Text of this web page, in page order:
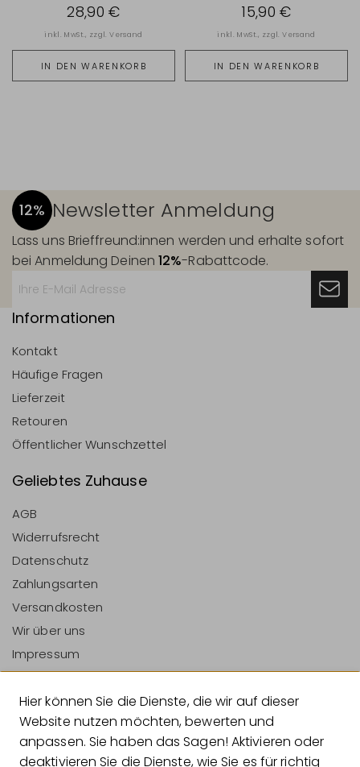
IN DEN WARENKORB
28,90 €
inkl. MwSt., zzgl.Versand
IN DEN WARENKORB
15,90 €
inkl. MwSt., zzgl.Versand
12% Newsletter Anmeldung
Lass uns Brieffreund:innen werden und erhalte sofort
bei Anmeldung Deinen12%-Rabattcode.
Informationen
Kontakt
Häufige Fragen
Lieferzeit
Retouren
Öffentlicher Wunschzettel
Geliebtes Zuhause
AGB
Widerrufsrecht
Datenschutz
Zahlungsarten
Versandkosten
Wir über uns
Impressum
Vertrag Widerrufen
Zahlungsarten
Hier können Sie die Dienste, die wir auf dieser
Website nutzen möchten, bewerten und
anpassen. Sie haben das Sagen! Aktivieren oder
deaktivieren Sie die Dienste, wie Sie es für richtig